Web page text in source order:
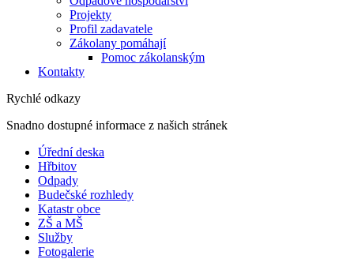
Projekty
Profil zadavatele
Zákolany pomáhají
Pomoc zákolanským
Kontakty
Rychlé odkazy
Snadno dostupné informace z našich stránek
Úřední deska
Hřbitov
Odpady
Budečské rozhledy
Katastr obce
ZŠ a MŠ
Služby
Fotogalerie